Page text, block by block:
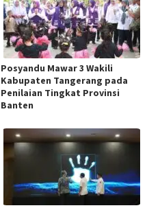
Posyandu Mawar 3 Wakili
Kabupaten Tangerang pada
Penilaian Tingkat Provinsi
Banten